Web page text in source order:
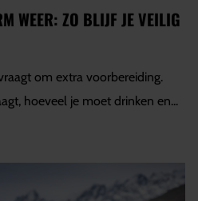
WEER: ZO BLIJF JE VEILIG
om extra voorbereiding.
hoeveel je moet drinken en...